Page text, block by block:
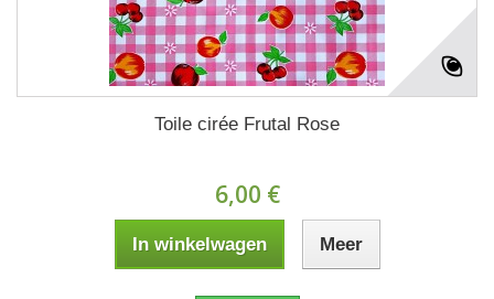
Toile cirée Frutal Rose
6,00 €
In winkelwagen Meer